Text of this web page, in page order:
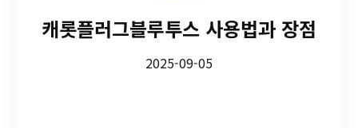
캐롯플러그블루투스 사용법과 장점
2025-09-05